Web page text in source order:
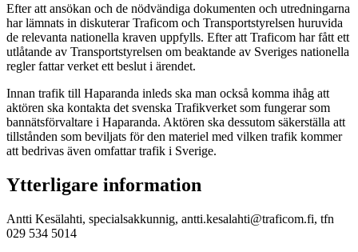
Efter att ansökan och de nödvändiga dokumenten och utredningarna
har lämnats in diskuterar Traficom och Transportstyrelsen huruvida
de relevanta nationella kraven uppfylls. Efter att Traficom har fått ett
utlåtande av Transportstyrelsen om beaktande av Sveriges nationella
regler fattar verket ett beslut i ärendet.
Innan trafik till Haparanda inleds ska man också komma ihåg att
aktören ska kontakta det svenska Trafikverket som fungerar som
bannätsförvaltare i Haparanda. Aktören ska dessutom säkerställa att
tillstånden som beviljats för den materiel med vilken trafik kommer
att bedrivas även omfattar trafik i Sverige.
Ytterligare information
Antti Kesälahti, specialsakkunnig, antti.kesalahti@traficom.fi, tfn
029 534 5014